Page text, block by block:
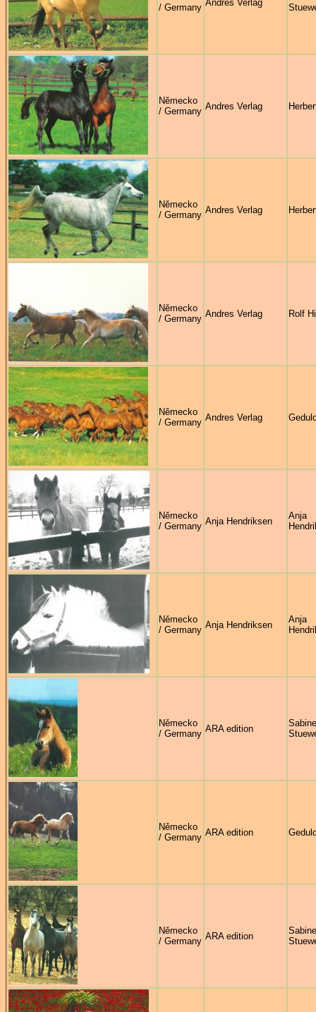
/ Germany Andres Verlag
Německo
/ Germany Andres Verlag
Německo
/ Germany Andres Verlag
Německo
/ Germany Andres Verlag Rolf
Německo
/ Germany Andres Verlag
Německo
/ Germany Anja Hendriksen
Anja
Německo
/ Germany Anja Hendriksen
Anja
Německo
/ Germany ARA edition
Sabine
Německo
/ Germany ARA edition
Německo
/ Germany ARA edition
Sabine